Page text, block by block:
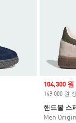
Sale price
104,300 원
149,000 원
핸드볼 스
Men